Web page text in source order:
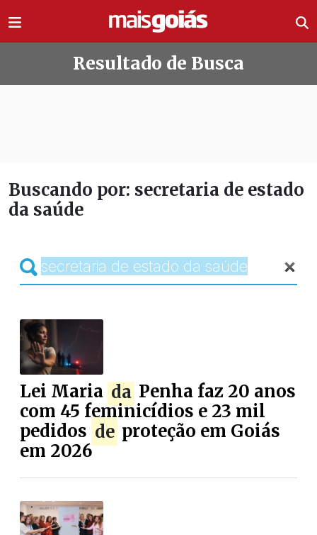
Resultado de Busca
Buscando por: secretaria de estado
da saúde
Lei Maria da Penha faz 20 anos
com 45 feminicídios e 23 mil
pedidos de proteção em Goiás
em 2026